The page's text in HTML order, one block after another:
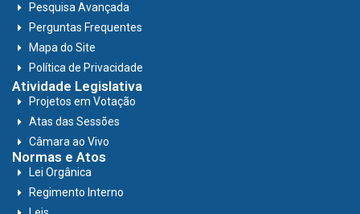
Pesquisa Avançada
Perguntas Frequentes
Mapa do Site
Política de Privacidade
Atividade Legislativa
Projetos em Votação
Atas das Sessões
Câmara ao Vivo
Normas e Atos
Lei Orgânica
Regimento Interno